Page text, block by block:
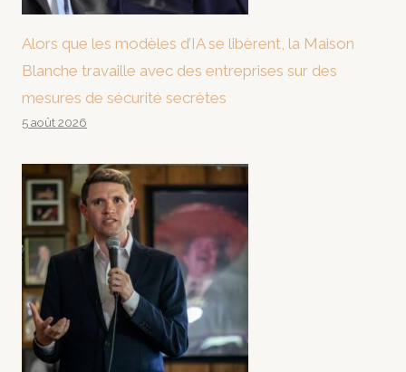
Alors que les modèles d’IA se libèrent, la Maison
Blanche travaille avec des entreprises sur des
mesures de sécurité secrètes
5 août 2026